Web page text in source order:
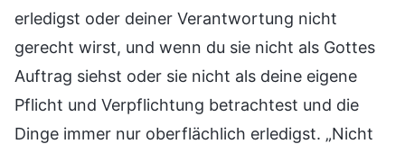
erledigst oder deiner Verantwortung nicht
gerecht wirst, und wenn du sie nicht als Gottes
Auftrag siehst oder sie nicht als deine eigene
Pflicht und Verpflichtung betrachtest und die
Dinge immer nur oberflächlich erledigst. „Nicht